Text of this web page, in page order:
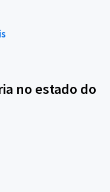
no estado do